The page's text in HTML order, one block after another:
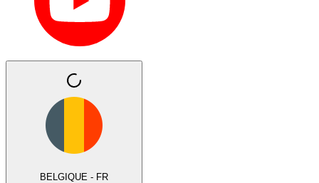
BELGIQUE - FR